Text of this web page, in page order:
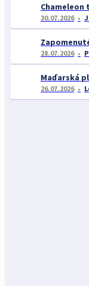
Chameleon
30.07.2026
28.07.2026
Maďarská
26.07.2026